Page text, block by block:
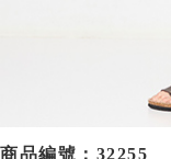
商品編號： 32255